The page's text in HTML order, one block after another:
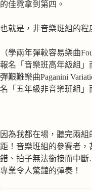
的佳霓拿到第四。
也就是，非音樂班組的程
（學兩年彈較容易樂曲
報名「音樂班高年級組
彈艱難樂曲Paganini
名「五年級非音樂班組」
因為我都在場，聽完兩
距！音樂班組的參賽者
錯、拍子無法銜接而中
專業令人驚豔的彈奏！